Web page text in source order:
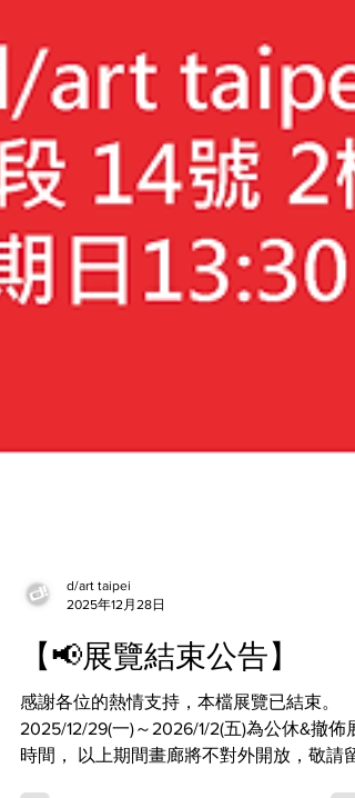
d/art taipei
2025年12月28日
【📢展覽結束公告】
感謝各位的熱情支持，本檔展覽已結束。